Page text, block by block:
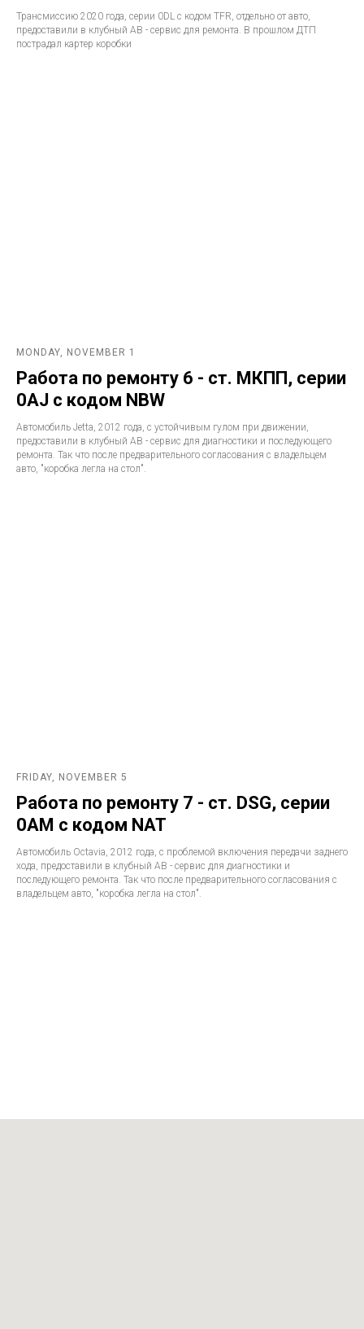
Трансмиссию 2020 года, серии 0DL с кодом TFR, отдельно от авто,
предоставили в клубный АВ - сервис для ремонта. В прошлом ДТП
пострадал картер коробки
MONDAY, NOVEMBER 1
Работа по ремонту 6 - ст. МКПП, серии
0AJ с кодом NBW
Автомобиль Jetta, 2012 года, с устойчивым гулом при движении,
предоставили в клубный АВ - сервис для диагностики и последующего
ремонта. Так что после предварительного согласования с владельцем
авто, "коробка легла на стол".
FRIDAY, NOVEMBER 5
Работа по ремонту 7 - ст. DSG, серии
0AM с кодом NAT
Автомобиль Octavia, 2012 года, с проблемой включения передачи заднего
хода, предоставили в клубный АВ - сервис для диагностики и
последующего ремонта. Так что после предварительного согласования с
владельцем авто, "коробка легла на стол".